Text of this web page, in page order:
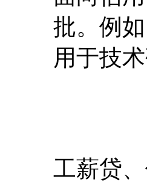
批。例
用于技
工薪贷